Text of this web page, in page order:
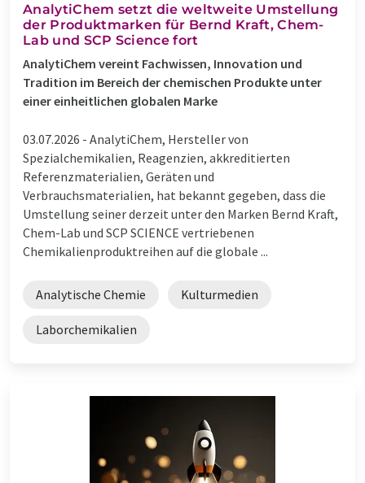
AnalytiChem setzt die weltweite Umstellung
der Produktmarken für Bernd Kraft, Chem-
Lab und SCP Science fort
AnalytiChem vereint Fachwissen, Innovation und
Tradition im Bereich der chemischen Produkte unter
einer einheitlichen globalen Marke
03.07.2026 - AnalytiChem, Hersteller von
Spezialchemikalien, Reagenzien, akkreditierten
Referenzmaterialien, Geräten und
Verbrauchsmaterialien, hat bekannt gegeben, dass die
Umstellung seiner derzeit unter den Marken Bernd Kraft,
Chem-Lab und SCP SCIENCE vertriebenen
Chemikalienproduktreihen auf die globale ...
Analytische Chemie Kulturmedien
Laborchemikalien